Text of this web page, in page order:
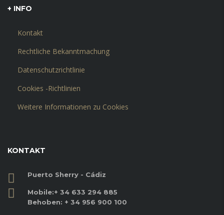
+ INFO
Kontakt
Rechtliche Bekanntmachung
Datenschutzrichtlinie
Cookies -Richtlinien
Weitere Informationen zu Cookies
KONTAKT
Puerto Sherry - Cádiz
Mobile:+ 34 633 294 885
Behoben: + 34 956 900 100